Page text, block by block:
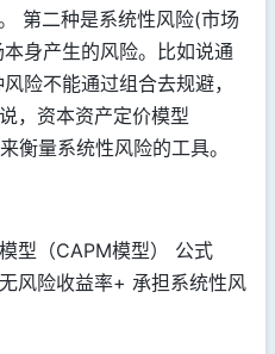
第二种是系统性风险(市场
身产生的风险。比如说通
险不能通过组合去规避，
，资本资产定价模型
衡量系统性风险的工具。
型（CAPM模型） 公式
风险收益率+ 承担系统性风